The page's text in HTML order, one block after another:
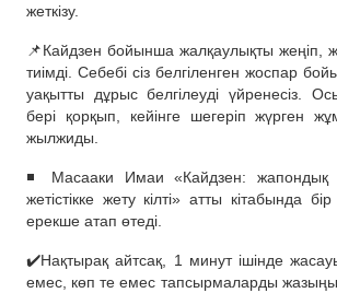
жеткізу.
📌Кайдзен бойынша жалқаулықты жеңіп,
тиімді. Себебі сіз белгіленген жоспар
уақытты дұрыс белгілеуді үйренесіз.
бері қорқып, кейінге шегеріп жүрген
жылжиды.
◾️ Масааки Имаи «Кайдзен: жапондық
жетістікке жету кілті» атты кітабында
ерекше атап өтеді.
✔️Нақтырақ айтсақ, 1 минут ішінде
емес, көп те емес тапсырмаларды